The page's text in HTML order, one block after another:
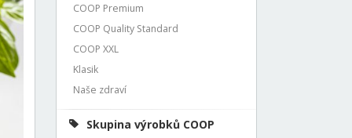
COOP Premium
COOP Quality Standard
COOP XXL
Klasik
Naše zdraví
Skupina výrobků COOP